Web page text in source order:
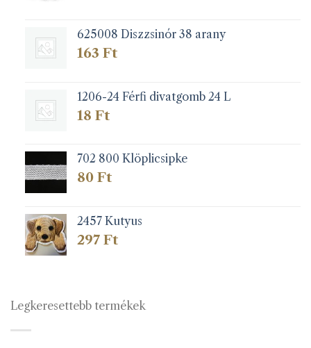
625008 Diszzsinór 38 arany
163 Ft
1206-24 Férfi divatgomb 24 L
18 Ft
702 800 Klöplicsipke
80 Ft
2457 Kutyus
297 Ft
Legkeresettebb termékek